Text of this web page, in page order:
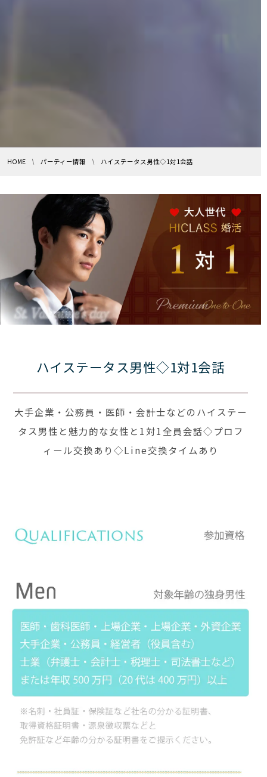
HOME パーティー情報 ハイステータス男性◇1対1会話
ハイステータス男性◇1対1会話
大手企業・公務員・医師・会計士などのハイステー
タス男性と魅力的な女性と1対1全員会話◇プロフ
ィール交換あり◇Line交換タイムあり